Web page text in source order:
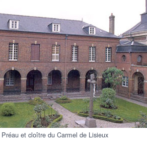
Préau et cloître du Carmel de Lisieux